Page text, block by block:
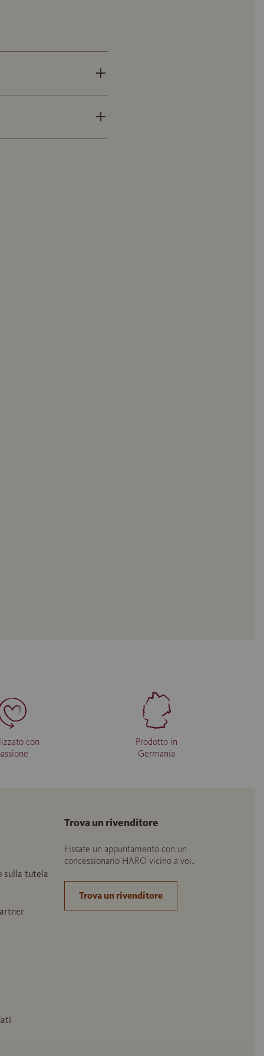
con
Prodotto in
Germania
sulla tutela
Trova un rivenditore
Fissate un appuntamento con un
concessionario HARO vicino a voi..
Trova un rivenditore